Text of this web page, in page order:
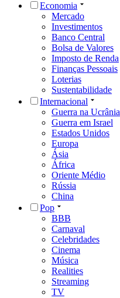
Economia
Mercado
Investimentos
Banco Central
Bolsa de Valores
Imposto de Renda
Finanças Pessoais
Loterias
Sustentabilidade
Internacional
Guerra na Ucrânia
Guerra em Israel
Estados Unidos
Europa
Ásia
África
Oriente Médio
Rússia
China
Pop
BBB
Carnaval
Celebridades
Cinema
Música
Realities
Streaming
TV